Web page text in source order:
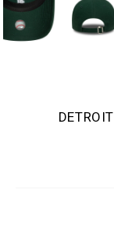
כובע קורדרוי 9TWENTY עם לוגו מיני DETROIT